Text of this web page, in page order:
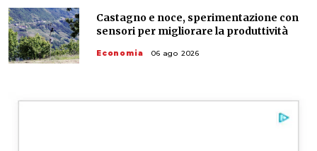
Castagno e noce, sperimentazione con
sensori per migliorare la produttività
Economia 06 ago 2026